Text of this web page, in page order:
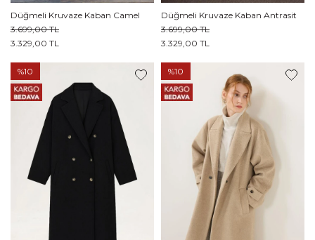
Düğmeli Kruvaze Kaban Camel
3.329,00 TL
3.699,00 TL
Düğmeli Kruvaze Kaban Antrasit
3.329,00 TL
3.699,00 TL
%10 %10